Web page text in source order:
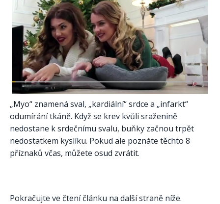
„Myo“ znamená sval, „kardiální“ srdce a „infarkt“
odumírání tkáně. Když se krev kvůli sraženině
nedostane k srdečnímu svalu, buňky začnou trpět
nedostatkem kyslíku. Pokud ale poznáte těchto 8
příznaků včas, můžete osud zvrátit.
Pokračujte ve čtení článku na další straně níže.